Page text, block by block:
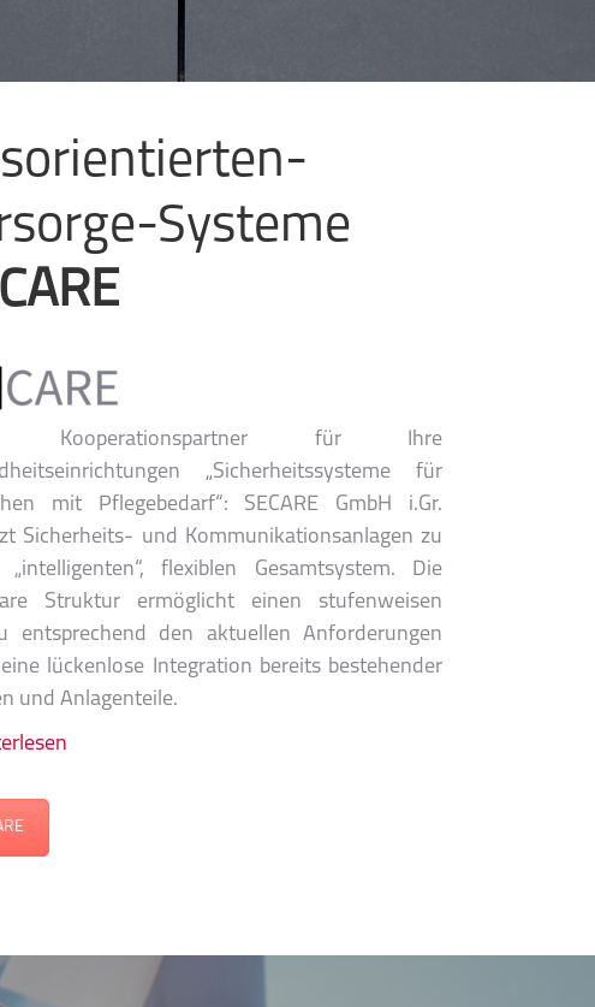
Systeme
Kooperationspartner für Ihre
„Sicherheitssysteme für
mit Pflegebedarf“: SECARE GmbH i.Gr.
Sicherheits- und Kommunikationsanlagen zu
„intelligenten“, flexiblen Gesamtsystem. Die
Struktur ermöglicht einen stufenweisen
entsprechend den aktuellen Anforderungen
lückenlose Integration bereits bestehender
und Anlagenteile.